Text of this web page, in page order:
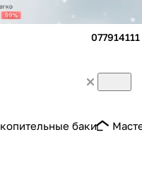
077914111
баки